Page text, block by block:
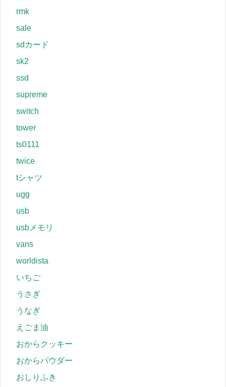
rmk
sale
sdカード
sk2
ssd
supreme
switch
tower
ts0111
twice
tシャツ
ugg
usb
usbメモリ
vans
worldista
いちご
うさぎ
うなぎ
えごま油
おからクッキー
おからパウダー
おしりふき